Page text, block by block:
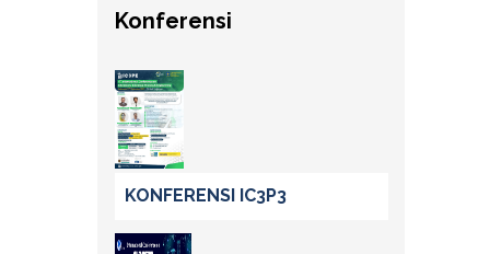
Konferensi
KONFERENSI IC3P3